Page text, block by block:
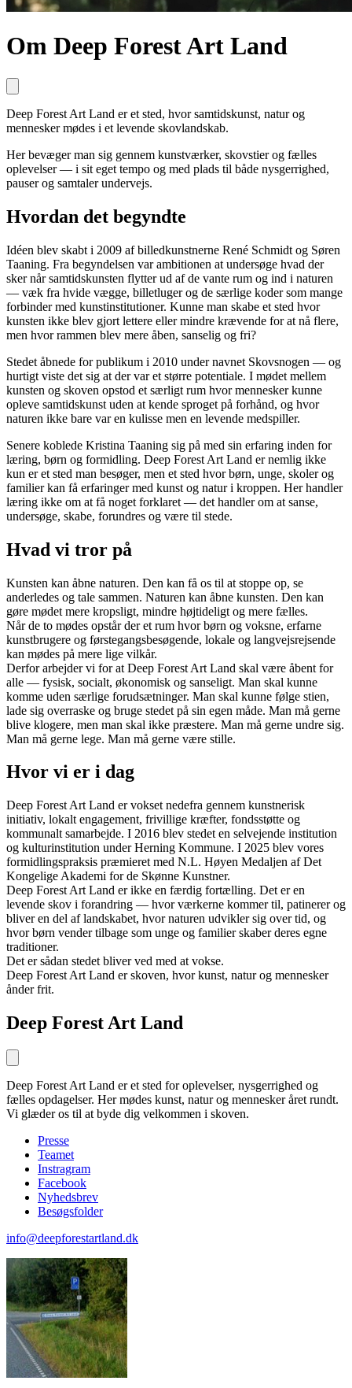
Om Deep Forest Art Land
Deep Forest Art Land er et sted, hvor samtidskunst, natur og
mennesker mødes i et levende skovlandskab.
Her bevæger man sig gennem kunstværker, skovstier og fælles
oplevelser — i sit eget tempo og med plads til både nysgerrighed,
pauser og samtaler undervejs.
Hvordan det begyndte
Idéen blev skabt i 2009 af billedkunstnerne René Schmidt og Søren
Taaning. Fra begyndelsen var ambitionen at undersøge hvad der
sker når samtidskunsten flytter ud af de vante rum og ind i naturen
— væk fra hvide vægge, billetluger og de særlige koder som mange
forbinder med kunstinstitutioner. Kunne man skabe et sted hvor
kunsten ikke blev gjort lettere eller mindre krævende for at nå flere,
men hvor rammen blev mere åben, sanselig og fri?
Stedet åbnede for publikum i 2010 under navnet Skovsnogen — og
hurtigt viste det sig at der var et større potentiale. I mødet mellem
kunsten og skoven opstod et særligt rum hvor mennesker kunne
opleve samtidskunst uden at kende sproget på forhånd, og hvor
naturen ikke bare var en kulisse men en levende medspiller.
Senere koblede Kristina Taaning sig på med sin erfaring inden for
læring, børn og formidling. Deep Forest Art Land er nemlig ikke
kun er et sted man besøger, men et sted hvor børn, unge, skoler og
familier kan få erfaringer med kunst og natur i kroppen. Her handler
læring ikke om at få noget forklaret — det handler om at sanse,
undersøge, skabe, forundres og være til stede.
Hvad vi tror på
Kunsten kan åbne naturen. Den kan få os til at stoppe op, se
anderledes og tale sammen. Naturen kan åbne kunsten. Den kan
gøre mødet mere kropsligt, mindre højtideligt og mere fælles.
Når de to mødes opstår der et rum hvor børn og voksne, erfarne
kunstbrugere og førstegangsbesøgende, lokale og langvejsrejsende
kan mødes på mere lige vilkår.
Derfor arbejder vi for at Deep Forest Art Land skal være åbent for
alle — fysisk, socialt, økonomisk og sanseligt. Man skal kunne
komme uden særlige forudsætninger. Man skal kunne følge stien,
lade sig overraske og bruge stedet på sin egen måde. Man må gerne
blive klogere, men man skal ikke præstere. Man må gerne undre sig.
Man må gerne lege. Man må gerne være stille.
Hvor vi er i dag
Deep Forest Art Land er vokset nedefra gennem kunstnerisk
initiativ, lokalt engagement, frivillige kræfter, fondsstøtte og
kommunalt samarbejde. I 2016 blev stedet en selvejende institution
og kulturinstitution under Herning Kommune. I 2025 blev vores
formidlingspraksis præmieret med N.L. Høyen Medaljen af Det
Kongelige Akademi for de Skønne Kunstner.
Deep Forest Art Land er ikke en færdig fortælling. Det er en
levende skov i forandring — hvor værkerne kommer til, patinerer og
bliver en del af landskabet, hvor naturen udvikler sig over tid, og
hvor børn vender tilbage som unge og familier skaber deres egne
traditioner.
Det er sådan stedet bliver ved med at vokse.
Deep Forest Art Land er skoven, hvor kunst, natur og mennesker
ånder frit.
Deep Forest Art Land
Deep Forest Art Land er et sted for oplevelser, nysgerrighed og
fælles opdagelser. Her mødes kunst, natur og mennesker året rundt.
Vi glæder os til at byde dig velkommen i skoven.
Presse
Teamet
Instragram
Facebook
Nyhedsbrev
Besøgsfolder
info@deepforestartland.dk